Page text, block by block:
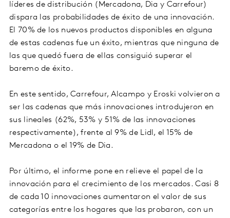
líderes de distribución (Mercadona, Dia y Carrefour)
dispara las probabilidades de éxito de una innovación.
El 70% de los nuevos productos disponibles en alguna
de estas cadenas fue un éxito, mientras que ninguna de
las que quedó fuera de ellas consiguió superar el
baremo de éxito.
En este sentido, Carrefour, Alcampo y Eroski volvieron a
ser las cadenas que más innovaciones introdujeron en
sus lineales (62%, 53% y 51% de las innovaciones
respectivamente), frente al 9% de Lidl, el 15% de
Mercadona o el 19% de Dia.
Por último, el informe pone en relieve el papel de la
innovación para el crecimiento de los mercados. Casi 8
de cada 10 innovaciones aumentaron el valor de sus
categorías entre los hogares que las probaron, con un